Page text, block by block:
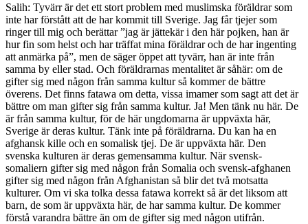
Salih: Tyvärr är det ett stort problem med muslimska föräldrar som
inte har förstått att de har kommit till Sverige. Jag får tjejer som
ringer till mig och berättar ”jag är jättekär i den här pojken, han är
hur fin som helst och har träffat mina föräldrar och de har ingenting
att anmärka på”, men de säger öppet att tyvärr, han är inte från
samma by eller stad. Och föräldrarnas mentalitet är såhär: om de
gifter sig med någon från samma kultur så kommer de bättre
överens. Det finns fatawa om detta, vissa imamer som sagt att det är
bättre om man gifter sig från samma kultur. Ja! Men tänk nu här. De
är från samma kultur, för de här ungdomarna är uppväxta här,
Sverige är deras kultur. Tänk inte på föräldrarna. Du kan ha en
afghansk kille och en somalisk tjej. De är uppväxta här. Den
svenska kulturen är deras gemensamma kultur. När svensk-
somaliern gifter sig med någon från Somalia och svensk-afghanen
gifter sig med någon från Afghanistan så blir det två motsatta
kulturer. Om vi ska tolka dessa fatawa korrekt så är det liksom att
barn, de som är uppväxta här, de har samma kultur. De kommer
förstå varandra bättre än om de gifter sig med någon utifrån.